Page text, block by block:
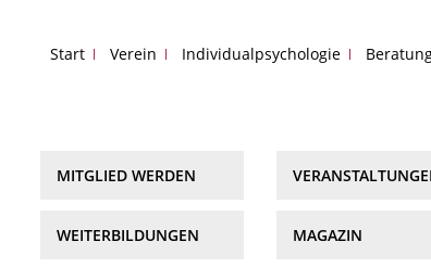
Start Verein Individualpsychologie
MITGLIED WERDEN
WEITERBILDUNGEN MAGAZIN